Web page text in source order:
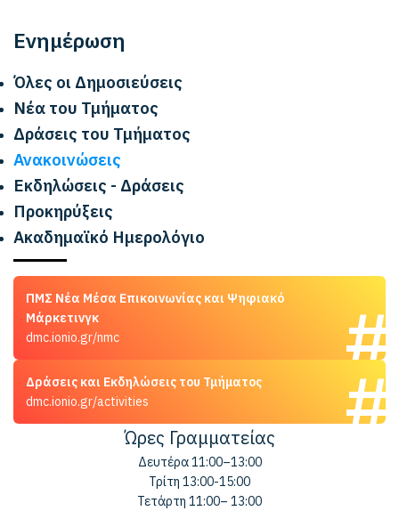
Ενημέρωση
Όλες οι Δημοσιεύσεις
Νέα του Τμήματος
Δράσεις του Τμήματος
Ανακοινώσεις
Εκδηλώσεις - Δράσεις
Προκηρύξεις
Ακαδημαϊκό Ημερολόγιο
ΠΜΣ Νέα Μέσα Επικοινωνίας και Ψηφιακό
Μάρκετινγκ
dmc.ionio.gr/nmc
Δράσεις και Εκδηλώσεις του Τμήματος
dmc.ionio.gr/activities
Ώρες Γραμματείας
Δευτέρα 11:00–13:00
Τρίτη 13:00-15:00
Τετάρτη 11:00– 13:00